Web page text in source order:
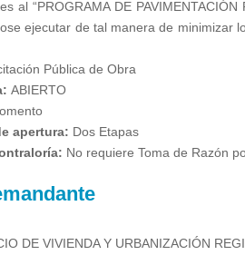
al “PROGRAMA DE
ejecutar de tal manera de
Pública de Obra
ABIERTO
apertura: Dos Etapas
No requiere Toma de Razón
DE VIVIENDA Y URBANIZACIÓN